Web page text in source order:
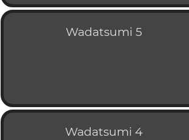
Wadatsumi 5
Wadatsumi 4